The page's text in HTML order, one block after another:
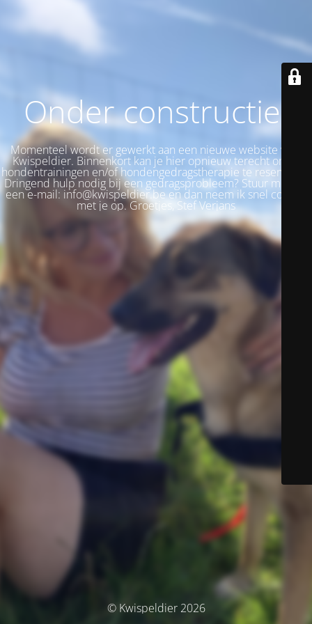
Onder constructie!
Momenteel wordt er gewerkt aan een nieuwe website voor
Kwispeldier. Binnenkort kan je hier opnieuw terecht om je
hondentrainingen en/of hondengedragstherapie te reserveren.
Dringend hulp nodig bij een gedragsprobleem? Stuur me dan
een e-mail: info@kwispeldier.be en dan neem ik snel contact
met je op. Groetjes, Stef Verjans
© Kwispeldier 2026